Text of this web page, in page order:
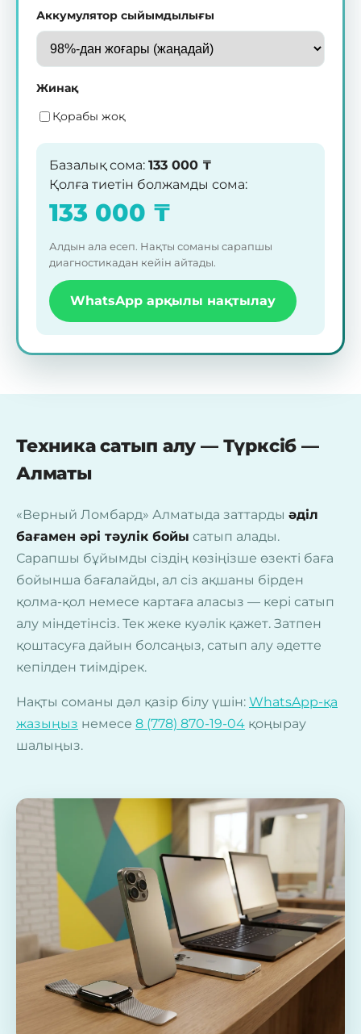
Аккумулятор сыйымдылығы
Жинақ
Қорабы жоқ
Базалық сома: 133 000 ₸
Қолға тиетін болжамды сома:
133 000 ₸
Алдын ала есеп. Нақты соманы сарапшы
диагностикадан кейін айтады.
WhatsApp арқылы нақтылау
Техника сатып алу — Түрксіб —
Алматы
«Верный Ломбард» Алматыда заттарды әділ
бағамен әрі тәулік бойы сатып алады.
Сарапшы бұйымды сіздің көзіңізше өзекті баға
бойынша бағалайды, ал сіз ақшаны бірден
қолма-қол немесе картаға аласыз — кері сатып
алу міндетінсіз. Тек жеке куәлік қажет. Затпен
қоштасуға дайын болсаңыз, сатып алу әдетте
кепілден тиімдірек.
Нақты соманы дәл қазір білу үшін: WhatsApp-қа
жазыңыз немесе 8 (778) 870-19-04 қоңырау
шалыңыз.